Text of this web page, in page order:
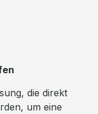
die direkt
um eine